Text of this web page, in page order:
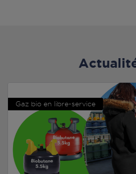
Gaz bio en libre-service